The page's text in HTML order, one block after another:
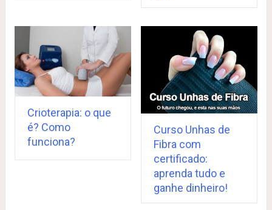
Crioterapia: o que
é? Como
funciona?
Curso Unhas de
Fibra com
certificado:
aprenda tudo e
ganhe dinheiro!